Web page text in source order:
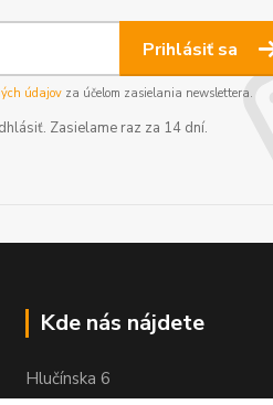
Prihlásiť sa
údajovza účelom zasielania newslettera.
Zasielame raz za 14 dní.
Kde nás nájdete
Hlučínska 6